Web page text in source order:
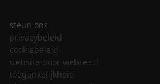
steun ons
privacybeleid
cookiebeleid
website door webreact
toegankelijkheid